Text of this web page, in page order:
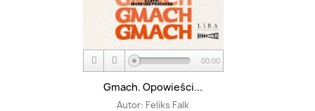
00:00
Gmach. Opowieści...
Autor: Feliks Falk